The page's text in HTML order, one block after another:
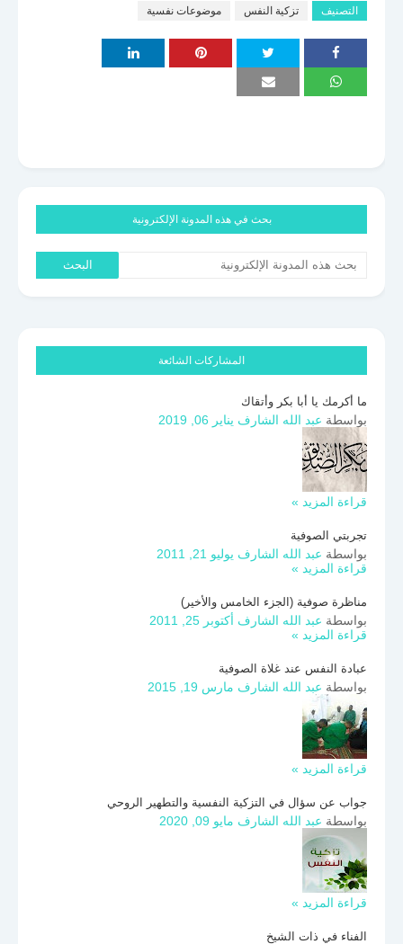
التصنيف تزكية النفس موضوعات نفسية
بحث في هذه المدونة الإلكترونية
المشاركات الشائعة
ما أكرمك يا أبا بكر وأتقاك
بواسطة عبد الله الشارف يناير 06, 2019
قراءة المزيد »
تجربتي الصوفية
بواسطة عبد الله الشارف يوليو 21, 2011
قراءة المزيد »
مناظرة صوفية (الجزء الخامس والأخير)
بواسطة عبد الله الشارف أكتوبر 25, 2011
قراءة المزيد »
عبادة النفس عند غلاة الصوفية
بواسطة عبد الله الشارف مارس 19, 2015
قراءة المزيد »
جواب عن سؤال في التزكية النفسية والتطهير الروحي
بواسطة عبد الله الشارف مايو 09, 2020
قراءة المزيد »
الفناء في ذات الشيخ